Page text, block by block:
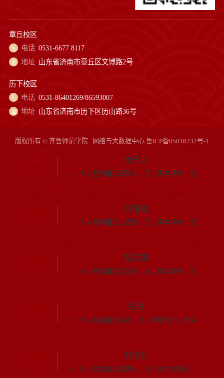
章丘校区
电话 0531-6677 8117
地址 山东省济南市章丘区文博路2号
历下校区
电话 0531-86401269/86593007
地址 山东省济南市历下区历山路36号
版权所有 © 齐鲁师范学院 网络与大数据中心 鲁ICP备05016232号-1
谭子龙
一、个人基本情况谭子龙，男，理学博士，现任生命科学学院副教授，入选第四层次“龙山学者”。研究领域与方向：方向一，植物分子抗逆机理；方向二，作物种质资源精准鉴定与生物育种；方向三，病原物与寄主互作分...
束德峰
一、个人基本情况束德峰，男，理学博士，现任生命科学学院副教授，入选第四层次“龙山学者”。研究领域与方向：方向一，食品安全与健康；方向二，新型食品智能化加工技术；方向三，发育分子生物学。二、标志性学...
石念香
一、个人基本情况石念香，女，理学博士，现任教学处副处长，入选第四层次“龙山学者”。研究领域与方向：方向一，多功能锂硫电池正极材料的设计、制备及电化学性能研究；方向二，钠离子电池负极材料的可控构筑及...
任逸
一、个人基本情况任逸，男，理学博士，现任物理与电子工程学院教授，入选第四层次“龙山学者”。研究领域与方向：方向一，恒星形成历史；方向二，大质量恒星的光变（脉动和对流）；方向三，中国空间站望远镜科学...
刘丙利
一、个人基本情况刘丙利，男，教育学博士，现任教师教育学院教授，入选第四层次“龙山学者”。研究领域与方向：方向一，数字教育；方向二，教育领导与管理；方向三，技术社会学。二、标志性学术业绩（一）科研项...